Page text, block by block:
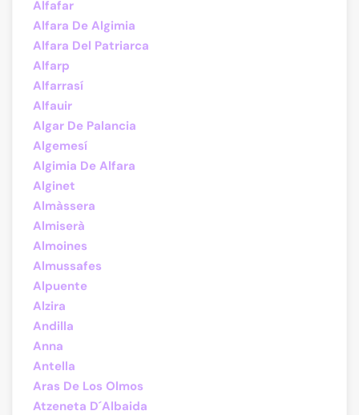
Alfafar
Alfara De Algimia
Alfara Del Patriarca
Alfarp
Alfarrasí
Alfauir
Algar De Palancia
Algemesí
Algimia De Alfara
Alginet
Almàssera
Almiserà
Almoines
Almussafes
Alpuente
Alzira
Andilla
Anna
Antella
Aras De Los Olmos
Atzeneta D´Albaida